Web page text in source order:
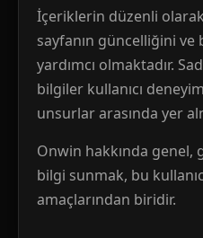
İçeriklerin düzenli
sayfanın güncelliğini
yardımcı olmaktadır.
bilgiler kullanıcı
unsurlar arasında yer
Onwin hakkında genel,
bilgi sunmak, bu
amaçlarından biridir.